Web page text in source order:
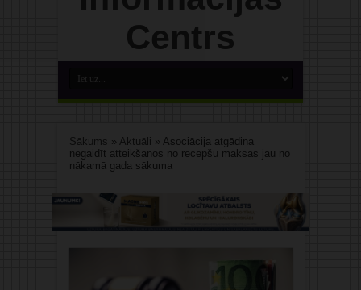
Sākums » Aktuāli » Asociācija atgādina
negaidīt atteikšanos no recepšu maksas jau no
nākamā gada sākuma